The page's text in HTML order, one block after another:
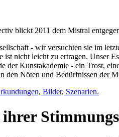
blickt 2011 dem Mistral
- wir versuchten sie im
nicht leicht zu ertragen. Unser
Kunstakademie - ein Trost,
Nöten und Bedürfnissen der
Bilder, Szenarien.
ihrer